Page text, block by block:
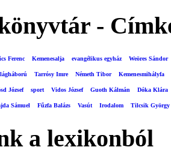
-
Ferenc Kemenesalja evangélikus egyház Weöres Sándor
Tarrósy Imre Németh Tibor Kemenesmihályfa
József sport Vidos József Guoth Kálmán Dóka Klára
Sámuel Fűzfa Balázs Vasút Irodalom Tilcsik György
a lexikonból